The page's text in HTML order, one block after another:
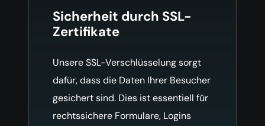
Sicherheit durch SSL-
Zertifikate
Unsere SSL-Verschlüsselung sorgt
dafür, dass die Daten Ihrer Besucher
gesichert sind. Dies ist essentiell für
rechtssichere Formulare, Logins